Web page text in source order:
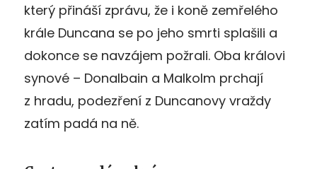
který přináší zprávu, že i koně zemřelého
krále Duncana se po jeho smrti splašili a
dokonce se navzájem požrali. Oba královi
synové – Donalbain a Malkolm prchají
z hradu, podezření z Duncanovy vraždy
zatím padá na ně.